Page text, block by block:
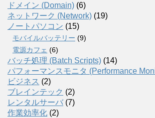
ドメイン (Domain) (6)
ネットワーク (Network) (19)
ノートパソコン (15)
モバイルバッテリー (9)
電源カフェ (6)
バッチ処理 (Batch Scripts) (14)
パフォーマンスモニタ (Performance
ビジネス (2)
ブレインテック (2)
レンタルサーバ (7)
作業効率化 (2)